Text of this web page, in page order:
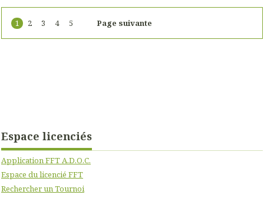
Espace licenciés
Application FFT A.D.O.C.
Espace du licencié FFT
Rechercher un Tournoi
1 2 3 4 5 Page suivante